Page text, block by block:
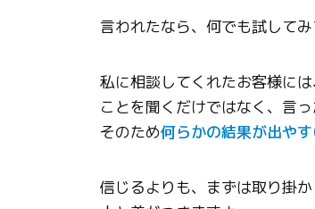
言われたなら、何でも試して
私に相談してくれたお客様に
ことを聞くだけではなく、言
そのため何らかの結果が出や
信じるよりも、まずは取り掛